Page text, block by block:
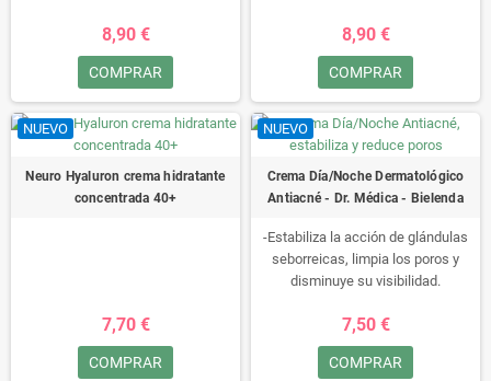
8,90 €
COMPRAR
procesos de renovación celular,
suaviza las arrugas, iguala la
textura de la piel y promueve la
síntesis de colágeno;- La Vitamina
C ultra-estable proporciona un
efecto antioxidante, otorgando a la
piel un brillo saludable natural;-
Aclara las manchas de
aparición;
8,90 €
COMPRAR
NUEVO
Neuro Hyaluron crema hidratante
concentrada 40+
7,70 €
COMPRAR
NUEVO
Crema Día/Noche Dermatológico
Antiacné - Dr. Médica - Bielenda
-Estabiliza la acción de glándulas
seborreicas, limpia los poros y
disminuye su visibilidad.
aparición de cambios nuevos.
-Matifica, reduce la grasa y el brillo
de la piel.
7,50 €
COMPRAR